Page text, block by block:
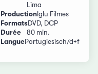
Lima
ProductionIglu Filmes
FormatsDVD, DCP
Durée
80 min.
LanguePortugiesisch/d+f